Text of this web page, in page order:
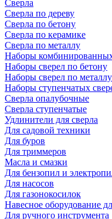
Сверла
Сверла по дереву
Сверла по бетону
Сверла по керамике
Сверла по металлу
Наборы
Наборы сверел по бетону
Наборы сверел по металлу
Наборы ступенчатых
Сверла опалубочные
Сверла ступенчатые
Удлинители для сверла
Для садовой техники
Для буров
Для триммеров
Масла и смазки
Для бензопил и
Для насосов
Для газонокосилок
Навесное оборудование
Для ручного инструмента